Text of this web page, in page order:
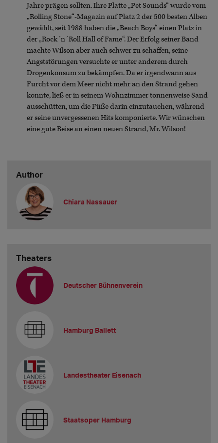
Jahre prägen sollten. Ihre Platte „Pet Sounds“ wurde vom
„Rolling Stone“-Magazin auf Platz 2 der 500 besten Alben
gewählt, seit 1988 haben die „Beach Boys“ einen Platz in
der „Rock´n´Roll Hall of Fame“. Der Erfolg seiner Band
machte Wilson aber auch schwer zu schaffen, seine
Angststörungen versuchte er unter anderem durch
Drogenkonsum zu bekämpfen. Da er irgendwann aus
Furcht vor dem Meer nicht mehr an den Strand gehen
konnte, ließ er in seinem Wohnzimmer tonnenweise Sand
ausschütten, um die Füße darin einzutauchen, während
er seine unvergessenen Hits komponierte. Wir wünschen
eine gute Reise an einen neuen Strand, Mr. Wilson!
Author
Chiara Nassauer
Theaters
Deutscher Bühnenverein
Hamburg Ballett
Landestheater Eisenach
Staatsoper Hamburg